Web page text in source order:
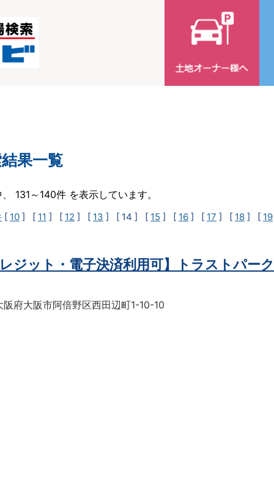
果一覧
131～140件 を表示しています。
[ 10 ] [ 11 ] [ 12 ] [ 13 ] [ 14 ] [ 15 ] [ 16 ] [ 17 ] [ 18 ] [ 19
レジット・電子決済利用可】トラストパー
阪府大阪市阿倍野区西田辺町1-10-10